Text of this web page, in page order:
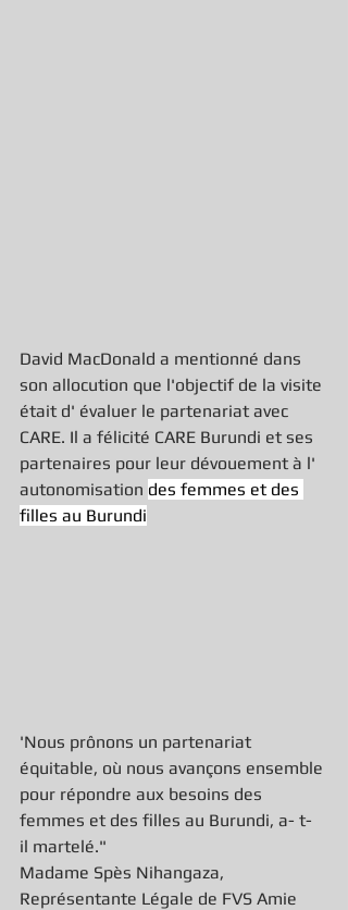
David MacDonald a mentionné dans
son allocution que l'objectif de la visite
était d' évaluer le partenariat avec
CARE. Il a félicité CARE Burundi et ses
partenaires pour leur dévouement à l'
autonomisation des femmes et des
filles au Burundi
'Nous prônons un partenariat
équitable, où nous avançons ensemble
pour répondre aux besoins des
femmes et des filles au Burundi, a- t-
il martelé."
Madame Spès Nihangaza,
Représentante Légale de FVS Amie